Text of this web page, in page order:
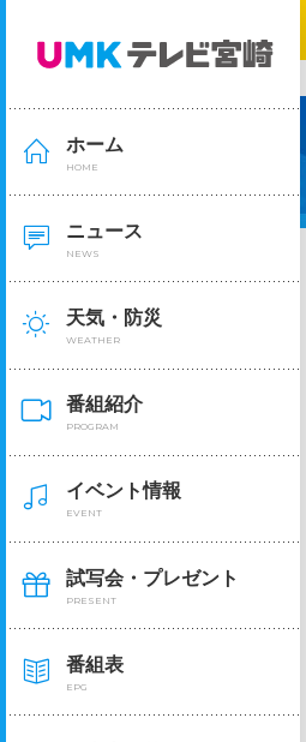
ホーム
HOME
ニュース
NEWS
天気・防災
WEATHER
番組紹介
PROGRAM
イベント情報
EVENT
試写会・プレゼント
PRESENT
番組表
EPG